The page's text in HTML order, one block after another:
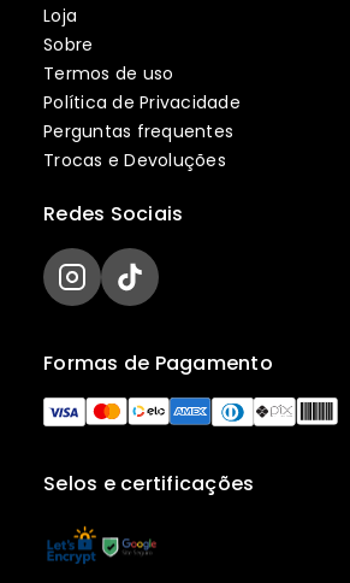
Loja
Sobre
Termos de uso
Política de Privacidade
Perguntas frequentes
Trocas e Devoluções
Selos e certificações
Formas de Pagamento
Redes Sociais